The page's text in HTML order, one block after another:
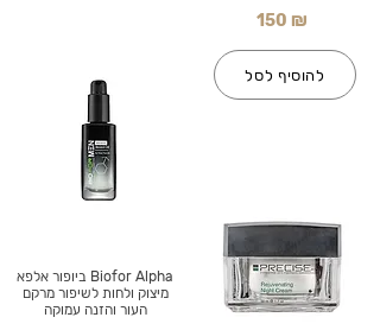
Biofor Alpha ביופור אלפא
מיצוק ולחות לשיפור מרקם
העור והזנה עמוקה
150 ₪
להוסיף לסל